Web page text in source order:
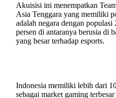
Akuisisi ini menempatkan
Asia Tenggara yang memiliki
adalah negara dengan
persen di antaranya berusia di
yang besar terhadap esports.
Indonesia memiliki lebih dari
sebagai market gaming